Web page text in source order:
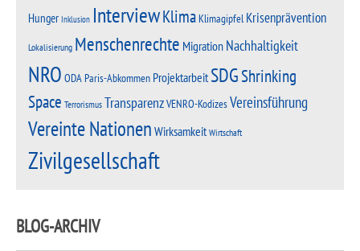
Hunger Inklusion InterviewKlimaKlimagipfel Krisenprävention
Lokalisierung Menschenrechte Migration Nachhaltigkeit
NRO ODAParis-Abkommen ProjektarbeitSDGShrinking
Space TerrorismusTransparenzVENRO-KodizesVereinsführung
Vereinte Nationen Wirksamkeit Wirtschaft
Zivilgesellschaft
BLOG-ARCHIV